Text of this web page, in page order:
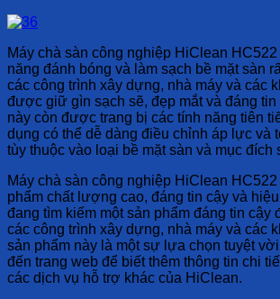
Máy chà sàn công nghiệp HiClean
năng đánh bóng và làm sạch bề mặt sàn
các công trình xây dựng, nhà máy và các
được giữ gìn sạch sẽ, đẹp mắt và đáng tin
này còn được trang bị các tính năng tiên
dụng có thể dễ dàng điều chỉnh áp lực và
tùy thuộc vào loại bề mặt sàn và mục đích
Máy chà sàn công nghiệp HiClean
phẩm chất lượng cao, đáng tin cậy và
đang tìm kiếm một sản phẩm đáng tin cậy
các công trình xây dựng, nhà máy và các
sản phẩm này là một sự lựa chọn tuyệt
đến trang web để biết thêm thông tin chi
các dịch vụ hỗ trợ khác của HiClean.